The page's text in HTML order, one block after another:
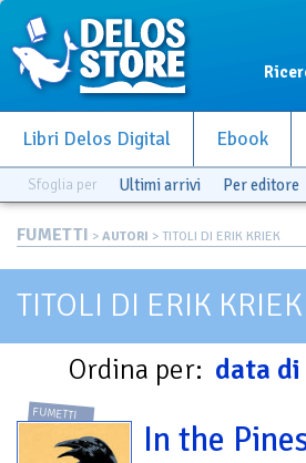
Libri Delos Digital Ebook
Sfoglia per Ultimi arrivi Per editore
FUMETTI > AUTORI > TITOLI DI ERIK KRIEK
TITOLI DI ERIK KRIEK
Ordina per: data
FUMETTI
In the